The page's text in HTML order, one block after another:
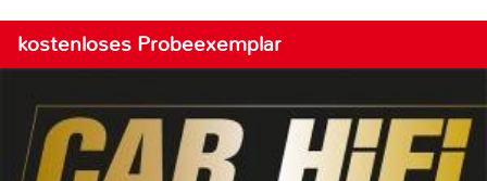
kostenloses Probeexemplar